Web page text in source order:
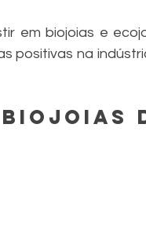
em biojoias e
positivas na